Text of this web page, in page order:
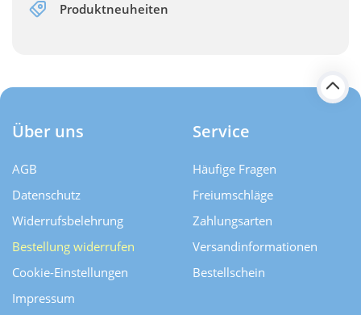
Produktneuheiten
Über uns
AGB
Datenschutz
Widerrufsbelehrung
Bestellung widerrufen
Cookie-Einstellungen
Impressum
Service
Häufige Fragen
Freiumschläge
Zahlungsarten
Versand­informationen
Bestellschein